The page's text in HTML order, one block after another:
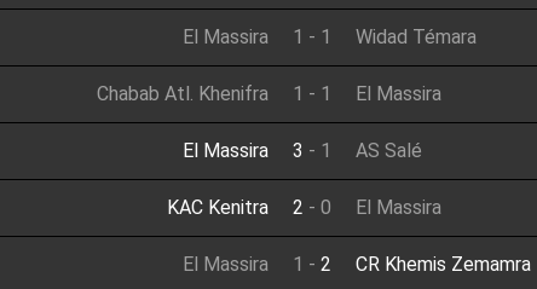
El Massira 1 - 1 Widad Témara
Chabab Atl. Khenifra 1 - 1 El Massira
El Massira 3 - 1 AS Salé
KAC Kenitra 2 - 0 El Massira
El Massira 1 - 2 CR Khemis Zemamra